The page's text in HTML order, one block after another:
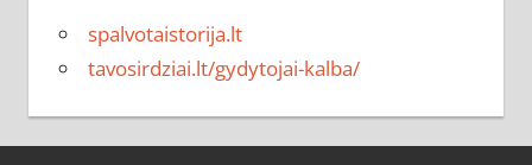
spalvotaistorija.lt
tavosirdziai.lt/gydytojai-kalba/